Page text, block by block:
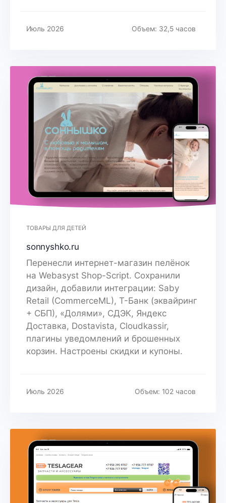
Июль 2026 Объем: 32,5 часов
ТОВАРЫ ДЛЯ ДЕТЕЙ
sonnyshko.ru
Перенесли интернет-магазин пелёнок
на Webasyst Shop-Script. Сохранили
дизайн, добавили интеграции: Saby
Retail (CommerceML), Т-Банк (эквайринг
+ СБП), «Долями», СДЭК, Яндекс
Доставка, Dostavista, Cloudkassir,
плагины уведомлений и брошенных
корзин. Настроены скидки и купоны.
Июль 2026 Объем: 102 часов